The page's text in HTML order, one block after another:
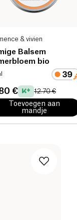
& vivien
Balsem
bio
€ 12.70 €
Toevoegen aan
mandje